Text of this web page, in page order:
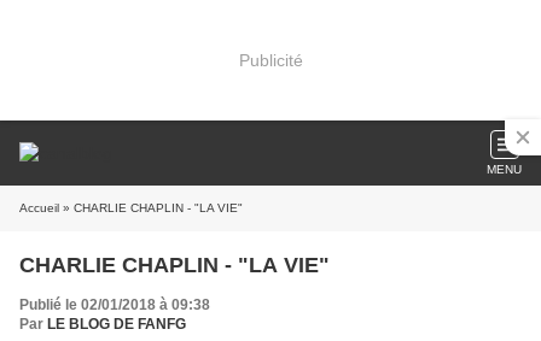
Publicité
MENU
Accueil » CHARLIE CHAPLIN - "LA VIE"
CHARLIE CHAPLIN - "LA VIE"
Publié le 02/01/2018 à 09:38
Par LE BLOG DE FANFG